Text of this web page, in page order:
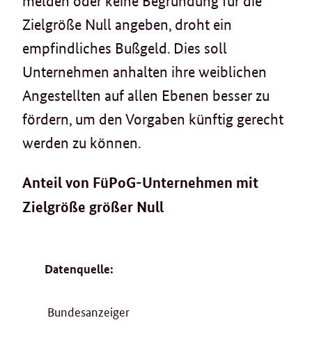
Zielgröße Null angeben, droht ein
empfindliches Bußgeld. Dies soll
Unternehmen anhalten ihre weiblichen
Angestellten auf allen Ebenen besser zu
fördern, um den Vorgaben künftig gerecht
werden zu können.
Anteil von FüPoG-Unternehmen mit
Zielgröße größer Null
Datenquelle:
Bundesanzeiger